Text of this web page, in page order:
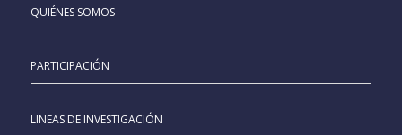
QUIÉNES SOMOS
PARTICIPACIÓN
LINEAS DE INVESTIGACIÓN